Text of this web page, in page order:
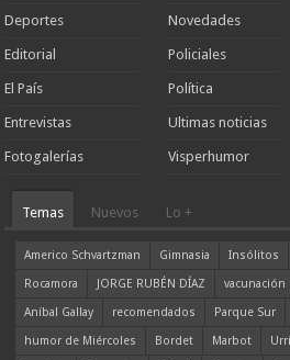
Deportes
Editorial
El País
Entrevistas
Fotogalerías
Novedades
Policiales
Política
Ultimas noticias
Visperhumor
Temas Nuevos Lo +
Americo Schvartzman Gimnasia Insólitos
Rocamora
JORGE RUBÉN DÍAZ vacunación
Aníbal Gallay
recomendados Parque Sur
humor de Miércoles
Bordet Marbot